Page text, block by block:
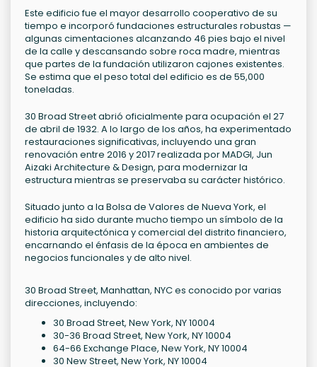
Este edificio fue el mayor desarrollo cooperativo de su
tiempo e incorporó fundaciones estructurales robustas —
algunas cimentaciones alcanzando 46 pies bajo el nivel
de la calle y descansando sobre roca madre, mientras
que partes de la fundación utilizaron cajones existentes.
Se estima que el peso total del edificio es de 55,000
toneladas.
30 Broad Street abrió oficialmente para ocupación el 27
de abril de 1932. A lo largo de los años, ha experimentado
restauraciones significativas, incluyendo una gran
renovación entre 2016 y 2017 realizada por MADGI, Jun
Aizaki Architecture & Design, para modernizar la
estructura mientras se preservaba su carácter histórico.
Situado junto a la Bolsa de Valores de Nueva York, el
edificio ha sido durante mucho tiempo un símbolo de la
historia arquitectónica y comercial del distrito financiero,
encarnando el énfasis de la época en ambientes de
negocios funcionales y de alto nivel.
30 Broad Street, Manhattan, NYC es conocido por varias
direcciones, incluyendo:
30 Broad Street, New York, NY 10004
30-36 Broad Street, New York, NY 10004
64-66 Exchange Place, New York, NY 10004
30 New Street, New York, NY 10004